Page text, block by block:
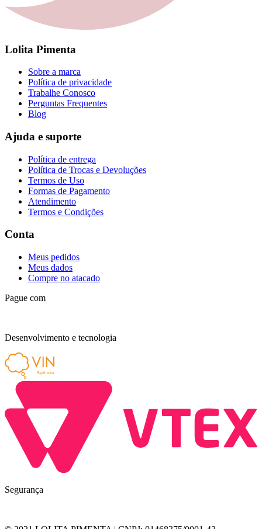
Lolita Pimenta
Sobre a marca
Política de privacidade
Trabalhe Conosco
Perguntas Frequentes
Blog
Ajuda e suporte
Política de entrega
Política de Trocas e Devoluções
Termos de Uso
Formas de Pagamento
Atendimento
Termos e Condições
Conta
Meus pedidos
Meus dados
Compre no atacado
Pague com
Desenvolvimento e tecnologia
Segurança